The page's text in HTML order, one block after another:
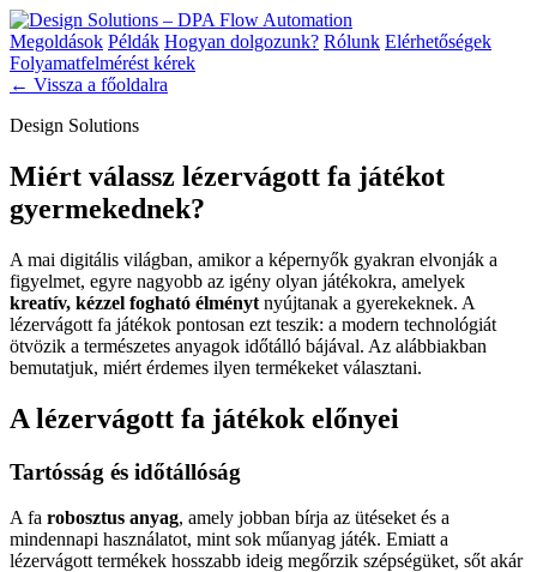
Megoldások Példák Hogyan dolgozunk? Rólunk Elérhetőségek
Folyamatfelmérést kérek
← Vissza a főoldalra
Design Solutions
Miért válassz lézervágott fa játékot
gyermekednek?
A mai digitális világban, amikor a képernyők gyakran elvonják a
figyelmet, egyre nagyobb az igény olyan játékokra, amelyek
kreatív, kézzel fogható élményt nyújtanak a gyerekeknek. A
lézervágott fa játékok pontosan ezt teszik: a modern technológiát
ötvözik a természetes anyagok időtálló bájával. Az alábbiakban
bemutatjuk, miért érdemes ilyen termékeket választani.
A lézervágott fa játékok előnyei
Tartósság és időtállóság
A fa robosztus anyag, amely jobban bírja az ütéseket és a
mindennapi használatot, mint sok műanyag játék. Emiatt a
lézervágott termékek hosszabb ideig megőrzik szépségüket, sőt akár